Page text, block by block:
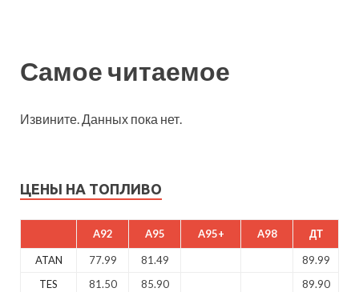
Самое читаемое
Извините. Данных пока нет.
ЦЕНЫ НА ТОПЛИВО
A92 A95 A95+ A98 ДТ
ATAN 77.99 81.49
89.99
TES
81.50 85.90
89.90